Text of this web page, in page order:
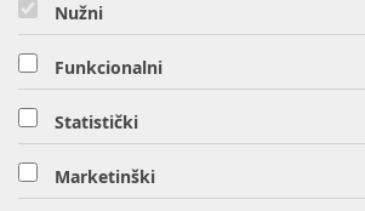
26.11.2019. Planirani radovi na plinskoj
26.11.2019. Neplanirani radovi na
28.11.2019. Neplanirani radovi na
Valpovo
Nužni
Funkcionalni
Statistički
Marketinški